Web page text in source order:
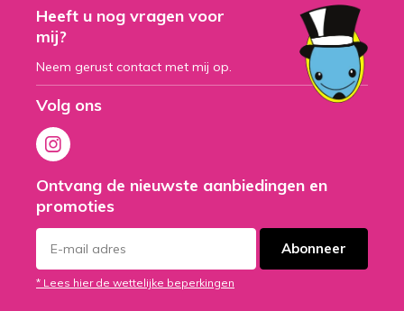
Heeft u nog vragen voor
mij?
Neem gerust contact met mij op.
Volg ons
Ontvang de nieuwste aanbiedingen en
promoties
Abonneer
* Lees hier de wettelijke beperkingen